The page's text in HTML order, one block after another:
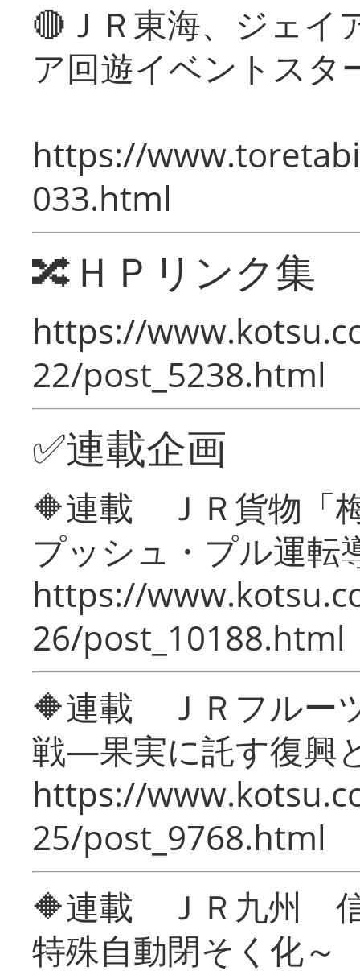
🔴ＪＲ東海、ジェイ
ア回遊イベントスタ
https://
033.html
🔀ＨＰリンク集
https://
22/post_5238.html
✅連載企画
🔶連載 ＪＲ貨物「
プッシュ・プル運転
https://
26/post_10188.html
🔶連載 ＪＲフルー
戦―果実に託す復興
https://
25/post_9768.html
🔶連載 ＪＲ九州 信
特殊自動閉そく化～